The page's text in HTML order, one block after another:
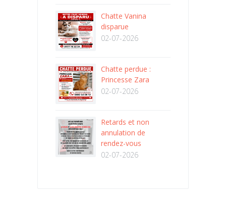
Chatte Vanina
disparue
02-07-2026
Chatte perdue :
Princesse Zara
02-07-2026
Retards et non
annulation de
rendez-vous
02-07-2026